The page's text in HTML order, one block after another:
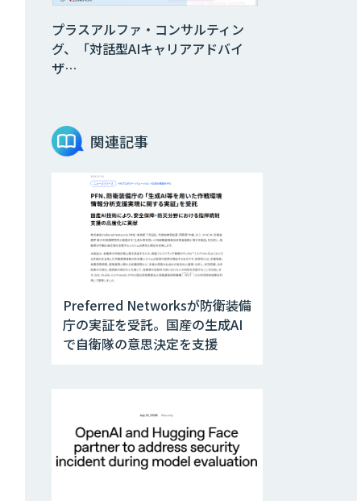
プラスアルファ・コンサルティン
グ、「対話型AIキャリアアドバイ
ザ…
関連記事
Preferred Networksが防衛装備
庁の実証を受託。国産の生成AI
で自衛隊の意思決定を支援